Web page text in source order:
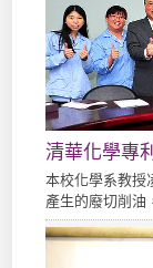
清華化學專
本校化學系教授
產生的廢切削